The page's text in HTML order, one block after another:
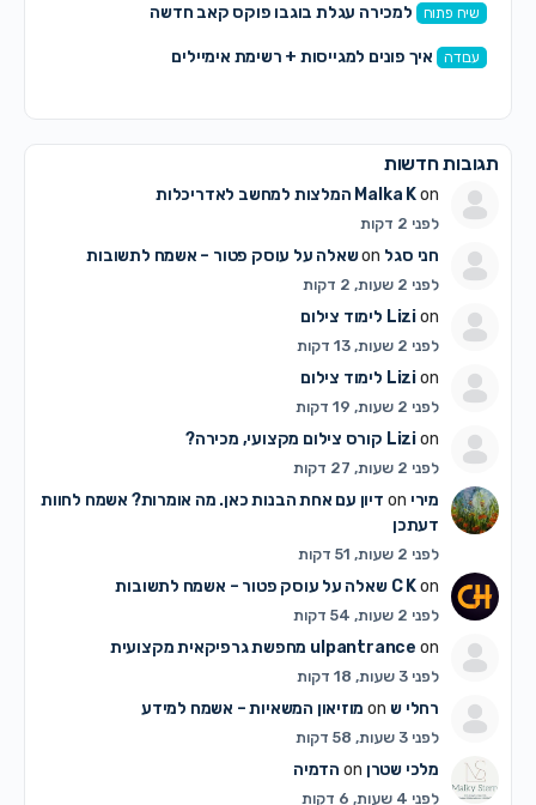
שיח פתוח למכירה עגלת בוגבו פוקס קאב חדשה
עבודה איך פונים למגייסות + רשימת אימיילים
תגובות חדשות
Malka Kon המלצות למחשב לאדריכלות
לפני 2 דקות
חני סגל שאלה על עוסק פטור – אשמח לתשובות
לפני 2 שעות, 2 דקות
Lizion לימוד צילום
לפני 2 שעות, 13 דקות
Lizion לימוד צילום
לפני 2 שעות, 19 דקות
Lizion קורס צילום מקצועי, מכירה?
לפני 2 שעות, 27 דקות
מירי
דיון עם אחת הבנות כאן. מה אומרות? אשמח לחוות
דעתכן
לפני 2 שעות, 51 דקות
C Kon שאלה על עוסק פטור – אשמח לתשובות
לפני 2 שעות, 54 דקות
ulpantrance on מחפשת גרפיקאית מקצועית
לפני 3 שעות, 18 דקות
רחלי ש מוזיאון המשאיות – אשמח למידע
לפני 3 שעות, 58 דקות
מלכי שטרן הדמיה
לפני 4 שעות, 6 דקות